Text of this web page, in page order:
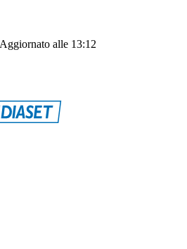
Aggiornato alle 13:12